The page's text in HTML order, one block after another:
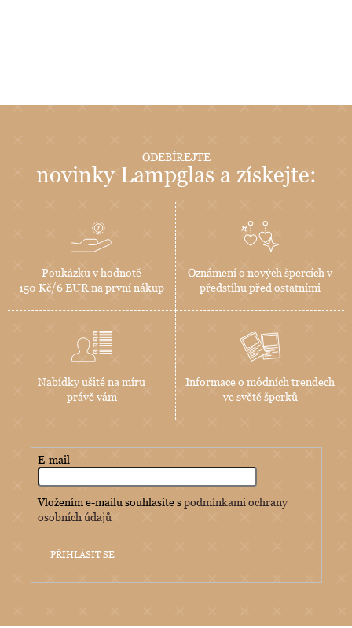
ODEBÍREJTE
novinky Lampglas a získejte:
Poukázku v hodnotě
150 Kč/6 EUR na první nákup
Oznámení o nových špercích v
předstihu před ostatními
Nabídky ušité na míru
právě vám
Informace o módních trendech
ve světě šperků
E-mail
Vložením e-mailu souhlasíte spodmínkami ochrany
osobních údajů
PŘIHLÁSIT SE